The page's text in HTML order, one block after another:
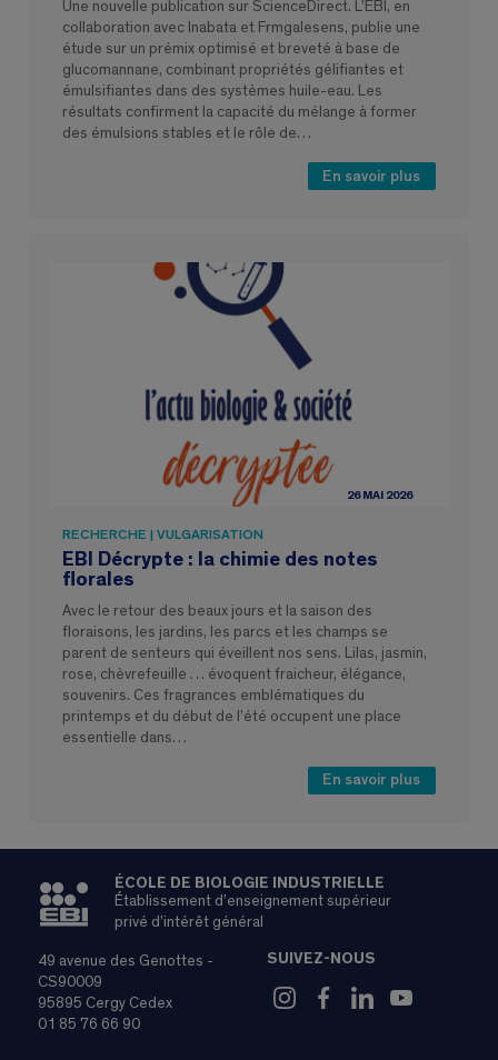
Une nouvelle publication sur ScienceDirect. L’EBI, en
collaboration avec Inabata et Frmgalesens, publie une
étude sur un prémix optimisé et breveté à base de
glucomannane, combinant propriétés gélifiantes et
émulsifiantes dans des systèmes huile-eau. Les
résultats confirment la capacité du mélange à former
des émulsions stables et le rôle de…
En savoir plus
26 MAI 2026
RECHERCHE | VULGARISATION
EBI Décrypte : la chimie des notes
florales
Avec le retour des beaux jours et la saison des
floraisons, les jardins, les parcs et les champs se
parent de senteurs qui éveillent nos sens. Lilas, jasmin,
rose, chèvrefeuille … évoquent fraicheur, élégance,
souvenirs. Ces fragrances emblématiques du
printemps et du début de l’été occupent une place
essentielle dans…
En savoir plus
ÉCOLE DE BIOLOGIE INDUSTRIELLE
Établissement d’enseignement supérieur
privé d’intérêt général
49 avenue des Genottes -
CS90009
95895 Cergy Cedex
01 85 76 66 90
SUIVEZ-NOUS